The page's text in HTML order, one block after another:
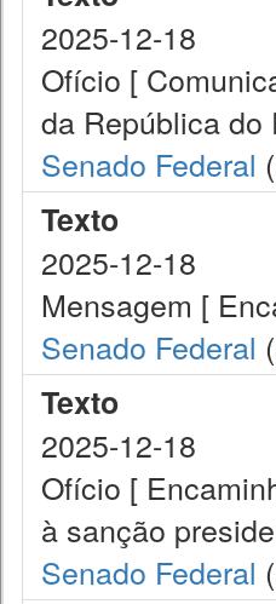
2025-12-18
Ofício [
da República do
Senado Federal
Texto
2025-12-18
Mensagem [
Senado Federal
Texto
2025-12-18
Ofício [
à sanção
Senado Federal